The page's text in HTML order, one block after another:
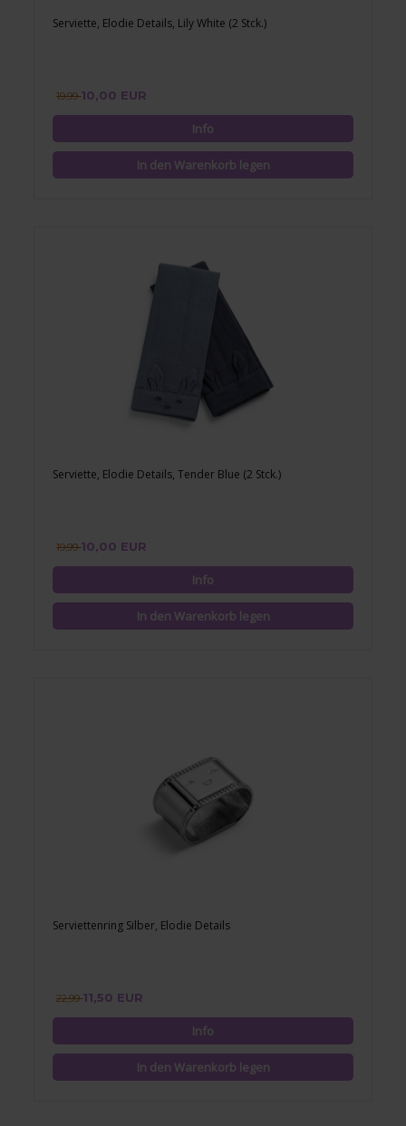
Serviette, Elodie Details, Lily White (2 Stck.)
19,9910,00 EUR
Serviette, Elodie Details, Tender Blue (2 Stck.)
19,9910,00 EUR
Serviettenring Silber, Elodie Details
22,9911,50 EUR